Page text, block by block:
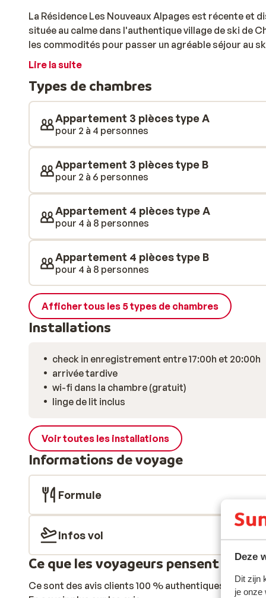
Deze
Dit zijn
je onze
La Résidence Les Nouveaux Alpages est récente et
située au calme dans l'authentique village de ski de
les commodités pour passer un agréable séjour au
gratuitement de l'espace bien-être de la résidence
forme.
Lire la suite
Types de chambres
Appartement 3 pièces type A
pour 2 à 4 personnes
Appartement 3 pièces type B
pour 2 à 6 personnes
Appartement 4 pièces type A
pour 4 à 8 personnes
Appartement 4 pièces type B
pour 4 à 8 personnes
Afficher tous les 5 types de chambres
Installations
check in enregistrement entre 17:00h et 20:00h
arrivée tardive
wi-fi dans la chambre (gratuit)
linge de lit inclus
Voir toutes les installations
Informations de voyage
Formule
Infos vol
Ce que les voyageurs pensent
Ce sont des avis clients 100 % authentiques qui